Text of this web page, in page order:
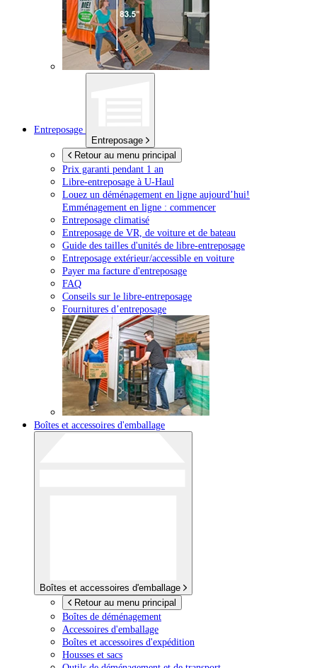
Entreposage
Entreposage
Retour au menu principal
Prix garanti pendant 1 an
Libre-entreposage à U-Haul
Louez un déménagement en ligne aujourd’hui!
Emménagement en ligne : commencer
Entreposage climatisé
Entreposage de VR, de voiture et de bateau
Guide des tailles d'unités de libre-entreposage
Entreposage extérieur/accessible en voiture
Payer ma facture d'entreposage
FAQ
Conseils sur le libre-entreposage
Fournitures d’entreposage
Boîtes et accessoires d'emballage
Boîtes et accessoires d'emballage
Retour au menu principal
Boîtes de déménagement
Accessoires d'emballage
Boîtes et accessoires d'expédition
Housses et sacs